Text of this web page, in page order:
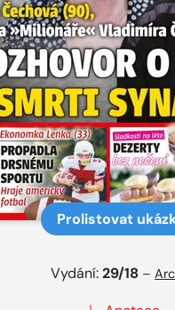
Prolistovat
Vydání:29/18 –